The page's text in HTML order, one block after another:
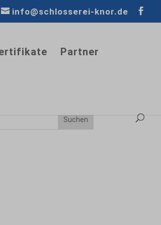
info@schlosserei-knor.de
Partner